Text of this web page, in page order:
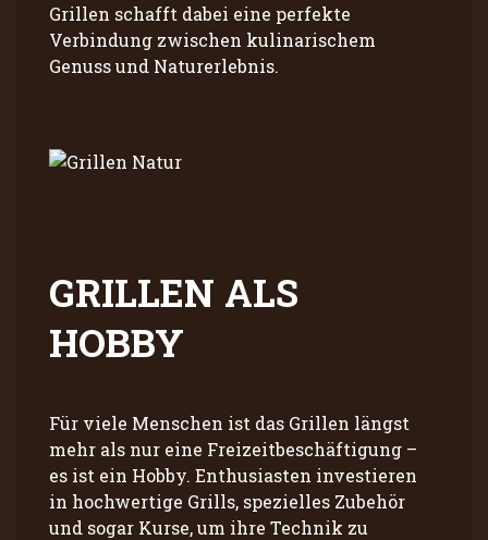
Grillen schafft dabei eine perfekte
Verbindung zwischen kulinarischem
Genuss und Naturerlebnis.
GRILLEN ALS
HOBBY
Für viele Menschen ist das Grillen längst
mehr als nur eine Freizeitbeschäftigung –
es ist ein Hobby. Enthusiasten investieren
in hochwertige Grills, spezielles Zubehör
und sogar Kurse, um ihre Technik zu